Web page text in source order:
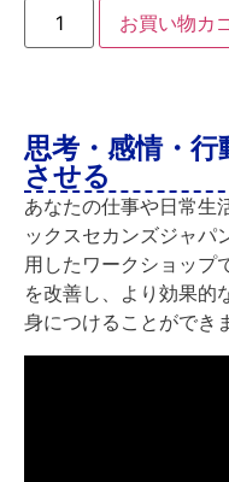
お買い物カ
思考・感情・行
させる
あなたの仕事や日常生
ックスセカンズジャパ
用したワークショップ
を改善し、より効果的
身につけることができ